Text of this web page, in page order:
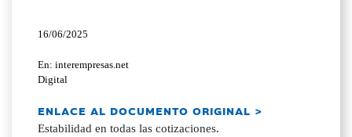
16/06/2025
En: interempresas.net
Digital
ENLACE AL DOCUMENTO ORIGINAL >
Estabilidad en todas las cotizaciones.